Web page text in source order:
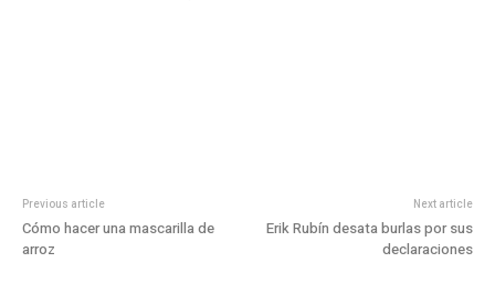
Previous article
Cómo hacer una mascarilla de
arroz
Next article
Erik Rubín desata burlas por sus
declaraciones